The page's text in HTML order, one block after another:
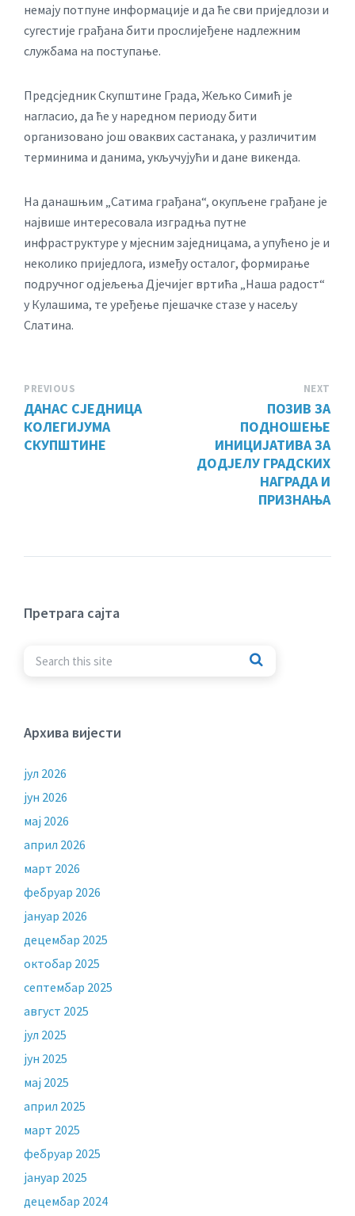
немају потпуне информације и да ће сви приједлози и
сугестије грађана бити прослијеђене надлежним
службама на поступање.
Предсједник Скупштине Града, Жељко Симић је
нагласио, да ће у наредном периоду бити
организовано још оваквих састанака, у различитим
терминима и данима, укључујући и дане викенда.
На данашњим „Сатима грађана“, окупљене грађане је
највише интересовала изградња путне
инфраструктуре у мјесним заједницама, а упућено је и
неколико приједлога, између осталог, формирање
подручног одјељења Дјечијег вртића „Наша радост“
у Кулашима, те уређење пјешачке стазе у насељу
Слатина.
PREVIOUS
ДАНАС СЈЕДНИЦА
КОЛЕГИЈУМА
СКУПШТИНЕ
NEXT
ПОЗИВ ЗА
ПОДНОШЕЊЕ
ИНИЦИЈАТИВА ЗА
ДОДЈЕЛУ ГРАДСКИХ
НАГРАДА И
ПРИЗНАЊА
Претрага сајта
Архива вијести
јул 2026
јун 2026
мај 2026
април 2026
март 2026
фебруар 2026
јануар 2026
децембар 2025
октобар 2025
септембар 2025
август 2025
јул 2025
јун 2025
мај 2025
април 2025
март 2025
фебруар 2025
јануар 2025
децембар 2024